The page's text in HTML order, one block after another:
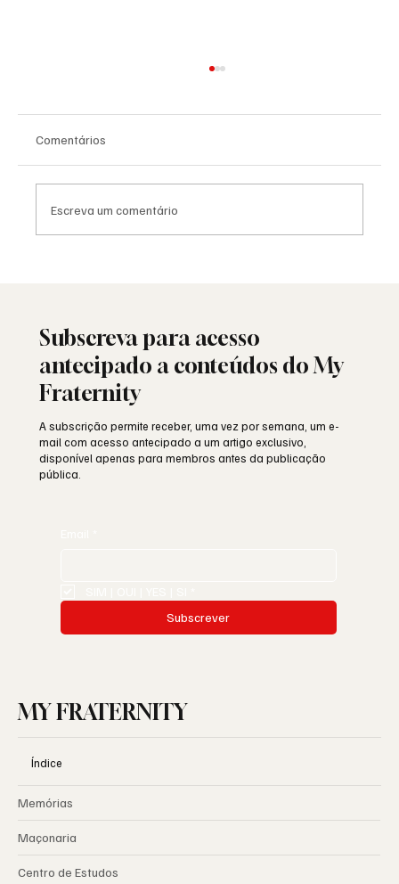
Comentários
Escreva um comentário
Subscreva para acesso
antecipado a conteúdos do My
Fraternity
A subscrição permite receber, uma vez por semana, um e-
mail com acesso antecipado a um artigo exclusivo,
disponível apenas para membros antes da publicação
pública.
Subscrever
MY FRATERNITY
Índice
Memórias
Maçonaria
Centro de Estudos